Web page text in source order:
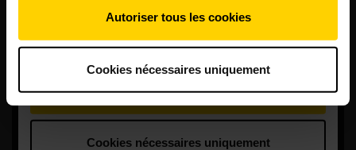
Autoriser tous les cookies
Cookies nécessaires uniquement